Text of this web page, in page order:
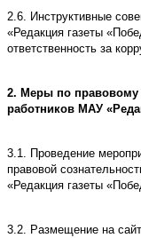
2.6. Инструктивные
«Редакция газеты
ответственность за
2. Меры по правовому
работников МАУ «
3.1. Проведение
правовой
«Редакция газеты
3.2. Размещение на